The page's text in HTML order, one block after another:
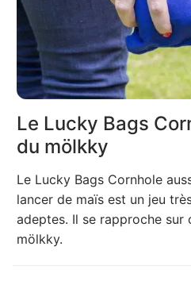
Le Lucky Bags
du mölkky
Le Lucky Bags Cornhole
lancer de maïs est un jeu
adeptes. Il se rapproche sur
mölkky.